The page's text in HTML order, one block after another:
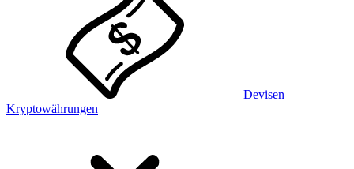
Devisen
Kryptowährungen